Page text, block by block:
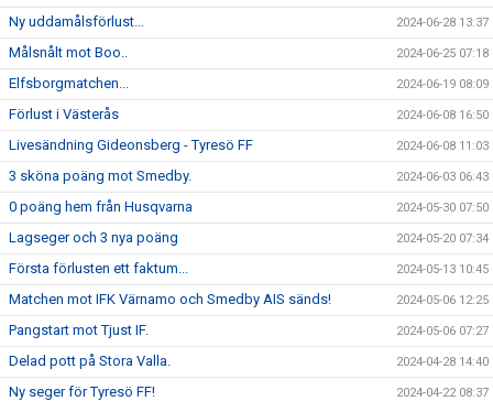
Ny uddamålsförlust... 2024-06-28 13:37
Målsnålt mot Boo.. 2024-06-25 07:18
Elfsborgmatchen... 2024-06-19 08:09
Förlust i Västerås 2024-06-08 16:50
Livesändning Gideonsberg - Tyresö FF 2024-06-08 11:03
3 sköna poäng mot Smedby. 2024-06-03 06:43
0 poäng hem från Husqvarna 2024-05-30 07:50
Lagseger och 3 nya poäng 2024-05-20 07:34
Första förlusten ett faktum... 2024-05-13 10:45
Matchen mot IFK Värnamo och Smedby AIS sänds! 2024-05-06 12:25
Pangstart mot Tjust IF. 2024-05-06 07:27
Delad pott på Stora Valla. 2024-04-28 14:40
Ny seger för Tyresö FF! 2024-04-22 08:37